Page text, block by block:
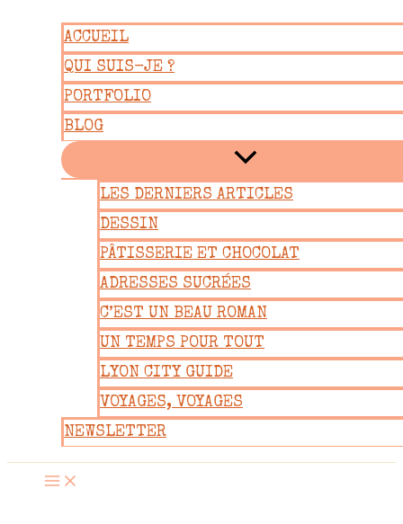
contenu
ACCUEIL
QUI SUIS-JE ?
PORTFOLIO
BLOG
LES DERNIERS ARTICLES
DESSIN
PÂTISSERIE ET CHOCOLAT
ADRESSES SUCRÉES
C’EST UN BEAU ROMAN
UN TEMPS POUR TOUT
LYON CITY GUIDE
VOYAGES, VOYAGES
NEWSLETTER